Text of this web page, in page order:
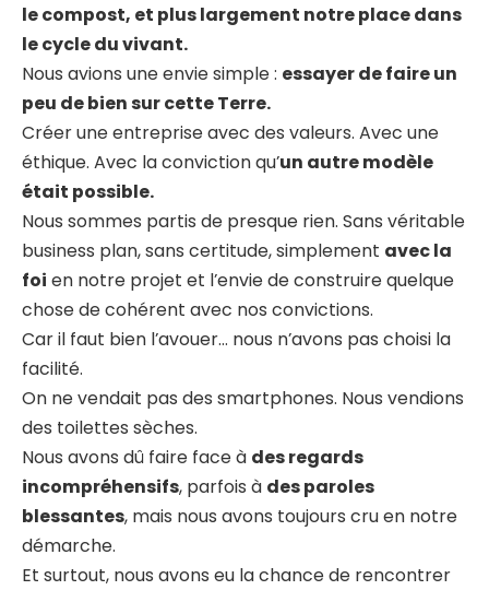
le compost, et plus largement notre place dans
le cycle du vivant.
Nous avions une envie simple : essayer de faire un
peu de bien sur cette Terre.
Créer une entreprise avec des valeurs. Avec une
éthique. Avec la conviction qu’un autre modèle
était possible.
Nous sommes partis de presque rien. Sans véritable
business plan, sans certitude, simplement avec la
foi en notre projet et l’envie de construire quelque
chose de cohérent avec nos convictions.
Car il faut bien l’avouer… nous n’avons pas choisi la
facilité.
On ne vendait pas des smartphones. Nous vendions
des toilettes sèches.
Nous avons dû faire face à des regards
incompréhensifs, parfois à des paroles
blessantes, mais nous avons toujours cru en notre
démarche.
Et surtout, nous avons eu la chance de rencontrer